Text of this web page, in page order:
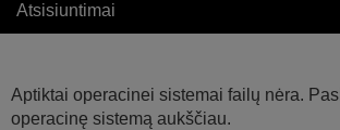
Atsisiuntimai
Aptiktai operacinei sistemai failų nėra.
operacinę sistemą aukščiau.